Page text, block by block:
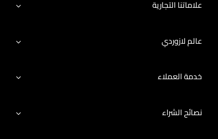
علاماتنا التجارية
عالم لازوردي
خدمة العملاء
نصائح الشراء